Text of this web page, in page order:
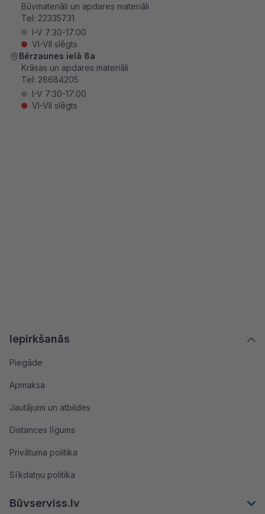
Iepirkšanās
Piegāde
Apmaksa
Jautājumi un atbildes
Distances līgums
Privātuma politika
Sīkdatņu politika
Būvserviss.lv
Būvmateriāli un apdares materiāli
Tel: 22335731
I-V 7:30-17:00
VI-VII slēgts
Bērzaunes ielā 8a
Krāsas un apdares materiāli
Tel: 28684205
I-V 7:30-17:00
VI-VII slēgts